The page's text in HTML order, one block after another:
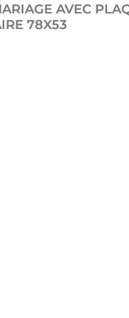
AVEC
78X53